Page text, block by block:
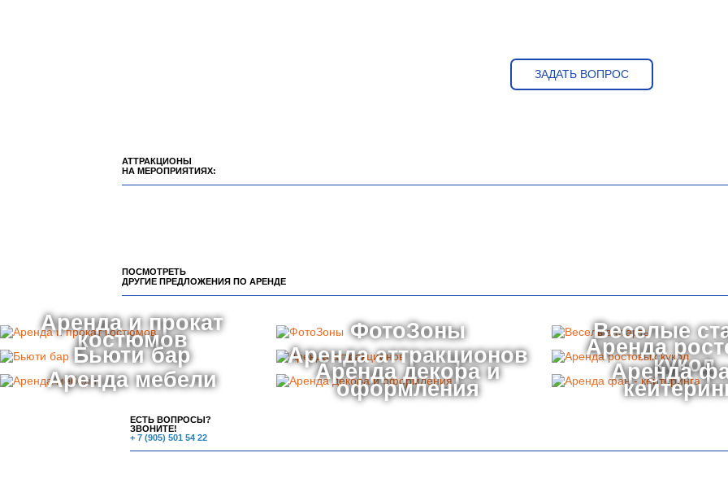
ЗАДАТЬ ВОПРОС
АТТРАКЦИОНЫ
НА МЕРОПРИЯТИЯХ:
ПОСМОТРЕТЬ
ДРУГИЕ ПРЕДЛОЖЕНИЯ ПО АРЕНДЕ
Аренда и прокат
костюмов ФотоЗоны Веселые
Бьюти бар
Аренда аттракционов Аренда
кукол
Аренда мебели
Аренда декора и
оформления
Аренда
ЕСТЬ ВОПРОСЫ?
ЗВОНИТЕ!
+ 7 (905) 501 54 22